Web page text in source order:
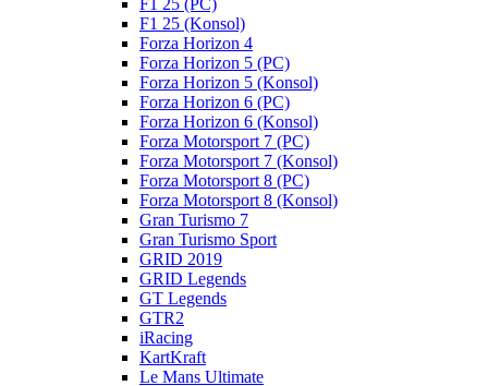
F1 25 (PC)
F1 25 (Konsol)
Forza Horizon 4
Forza Horizon 5 (PC)
Forza Horizon 5 (Konsol)
Forza Horizon 6 (PC)
Forza Horizon 6 (Konsol)
Forza Motorsport 7 (PC)
Forza Motorsport 7 (Konsol)
Forza Motorsport 8 (PC)
Forza Motorsport 8 (Konsol)
Gran Turismo 7
Gran Turismo Sport
GRID 2019
GRID Legends
GT Legends
GTR2
iRacing
KartKraft
Le Mans Ultimate